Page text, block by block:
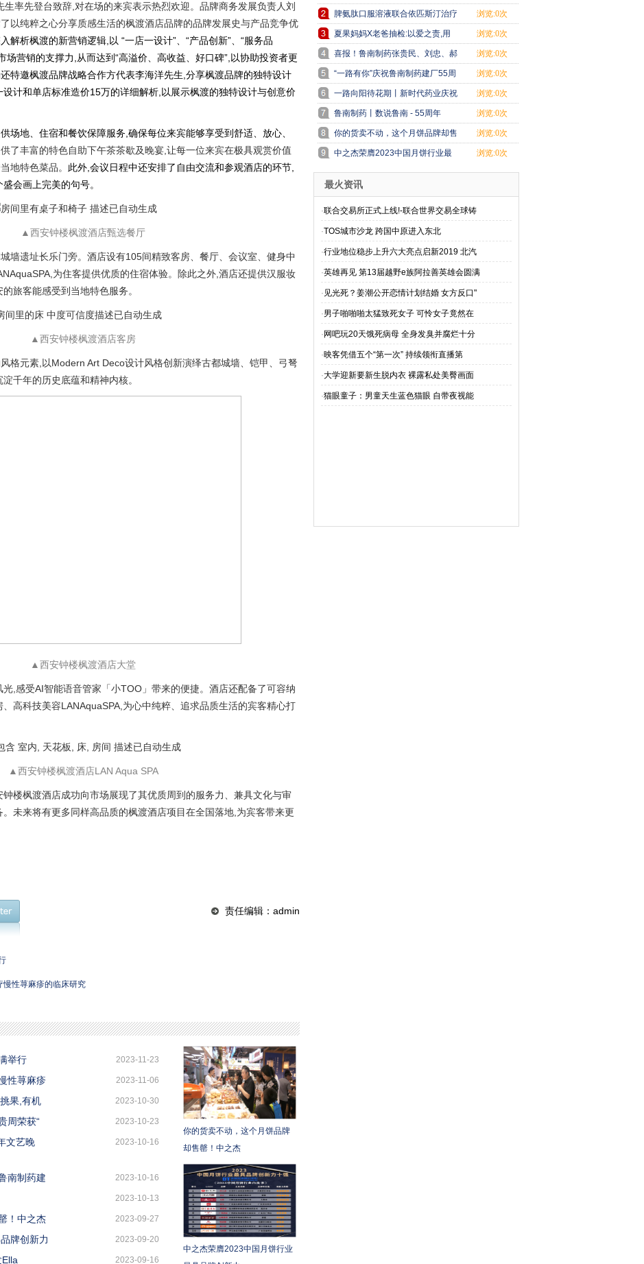
率先登台致辞,对在场的来宾表示热烈欢迎。品牌商务发展负责人刘
以纯粹之心分享质感生活的枫渡酒店品牌的品牌发展史与产品竞争优
解析枫渡的新营销逻辑,以 “一店一设计”、“产品创新”、“服务品
场营销的支撑力,从而达到“高溢价、高收益、好口碑”,以协助投资者更
特邀枫渡品牌战略合作方代表李海洋先生,分享枫渡品牌的独特设计
计和单店标准造价15万的详细解析,以展示枫渡的独特设计与创意价
场地、住宿和餐饮保障服务,确保每位来宾能够享受到舒适、放心、
了丰富的特色自助下午茶茶歇及晚宴,让每一位来宾在极具观赏价值
地特色菜品。 此外,会议日程中还安排了自由交流和参观酒店的环节,
会画上完美的句号。
▲西安钟楼枫渡酒店甄选餐厅
墙遗址长乐门旁。酒店设有105间精致客房、餐厅、会议室、健身中
为住客提供优质的住宿体验。除此之外,酒店还提供汉服妆
旅客能感受到当地特色服务。
▲西安钟楼枫渡酒店客房
格元素,以Modern Art Deco设计风格创新演绎古都城墙、铠甲、弓弩
千年的历史底蕴和精神内核。
▲西安钟楼枫渡酒店大堂
,感受AI智能语音管家「小TOO」带来的便捷。酒店还配备了可容纳
高科技美容LANAquaSPA,为心中纯粹、追求品质生活的宾客精心打
▲西安钟楼枫渡酒店LAN Aqua SPA
楼枫渡酒店成功向市场展现了其优质周到的服务力、兼具文化与审
未来将有更多同样高品质的枫渡酒店项目在全国落地,为宾客带来更
责任编辑：admin
慢性荨麻疹的临床研究
举行 2023-11-23
性荨麻疹 2023-11-06
果,有机 2023-10-30
周荣获“ 2023-10-23
文艺晚 2023-10-16
南制药建 2023-10-16
2023-10-13
！中之杰 2023-09-27
牌创新力 2023-09-20
2023-09-16
你的货卖不动，这个月饼品牌
却售罄！中之杰
中之杰荣膺2023中国月饼行业
满举行
脾氨肽口服溶液联合依匹斯汀治疗
慢性荨麻疹
浏览:0次
夏果妈妈X老爸抽检:以爱之责,用
心挑果,有机
浏览:0次
喜报！鲁南制药张贵民、刘忠、郝
贵周荣获“
浏览:0次
“一路有你”庆祝鲁南制药建厂55周
年文艺晚
浏览:0次
一路向阳待花期丨新时代药业庆祝
鲁南制药建
浏览:0次
鲁南制药丨数说鲁南 - 55周年 浏览:0次
你的货卖不动，这个月饼品牌却售
罄！中之杰
浏览:0次
中之杰荣膺2023中国月饼行业最
具品牌创新力
浏览:0次
最火资讯
·联合交易所正式上线!-联合世界交易全球铸
·TOS城市沙龙 跨国中原进入东北
·行业地位稳步上升六大亮点启新2019 北汽
·英雄再见 第13届越野e族阿拉善英雄会圆满
· 见光死？姜潮公开恋情计划结婚 女方反口"
·男子啪啪啪太猛致死女子 可怜女子竟然在
· 网吧玩20天饿死病母 全身发臭并腐烂十分
·映客凭借五个“第一次” 持续领衔直播第
·大学迎新要新生脱内衣 裸露私处美臀画面
·猫眼童子：男童天生蓝色猫眼 自带夜视能